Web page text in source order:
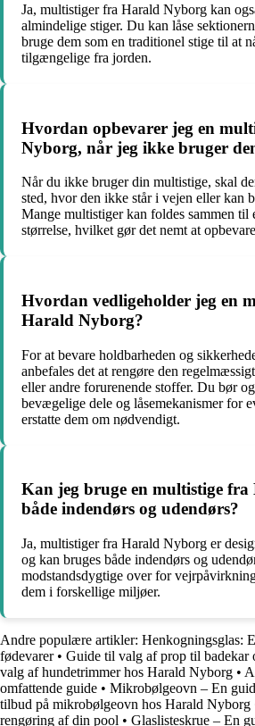
Ja, multistiger fra Harald Nyborg kan
almindelige stiger. Du kan låse
bruge dem som en traditionel stige til at
tilgængelige fra jorden.
Hvordan opbevarer jeg en
Nyborg, når jeg ikke bruger
Når du ikke bruger din multistige, skal
sted, hvor den ikke står i vejen eller kan
Mange multistiger kan foldes sammen til
størrelse, hvilket gør det nemt at
Hvordan vedligeholder jeg en
Harald Nyborg?
For at bevare holdbarheden og
anbefales det at rengøre den
eller andre forurenende stoffer. Du bør
bevægelige dele og låsemekanismer for
erstatte dem om nødvendigt.
Kan jeg bruge en multistige
både indendørs og udendørs?
Ja, multistiger fra Harald Nyborg er
og kan bruges både indendørs og
modstandsdygtige over for
dem i forskellige miljøer.
Andre populære artikler: Henkogningsglas:
fødevarer• Guide til valg af prop til badekar
valg af hundetrimmer hos Harald Nyborg •
omfattende guide • Mikrobølgeovn – En
tilbud på mikrobølgeovn hos Harald Nyborg
rengøring af din pool • Glaslisteskrue – En